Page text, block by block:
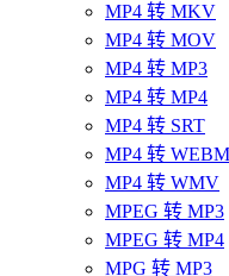
MP4 转 MKV
MP4 转 MOV
MP4 转 MP3
MP4 转 MP4
MP4 转 SRT
MP4 转 WEBM
MP4 转 WMV
MPEG 转 MP3
MPEG 转 MP4
MPG 转 MP3